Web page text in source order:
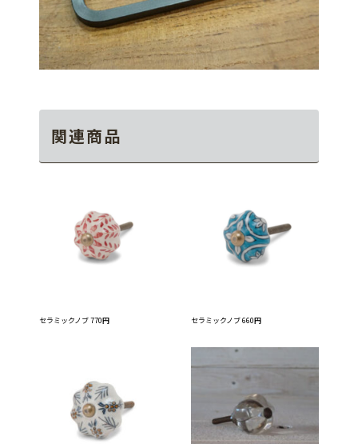
関連商品
セラミックノブ 770円 セラミックノブ 660円